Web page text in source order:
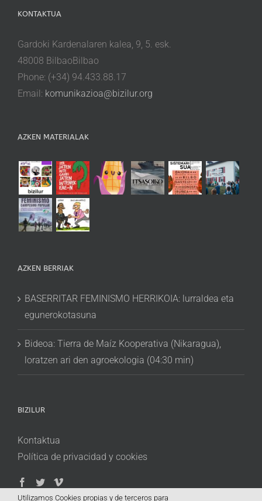
KONTAKTUA
Gardoki Kardenalaren kalea, 9, 5. esk.
48008 BilbaoBilbao
Phone: (+34) 94.433.88.17
Email: komunikazioa@bizilur.org
AZKEN MATERIALAK
AZKEN BERRIAK
BASERRITAR FEMINISMO HERRIKOIA: lurraldea eta
egunerokotasuna
Bideoa: Tierra de Maíz Kooperativa (Nikaragua),
loratzen ari den agroekologia (04:30 min)
BIZILUR
Kontaktua
Política de privacidad y cookies
Utilizamos Cookies propias y de terceros para